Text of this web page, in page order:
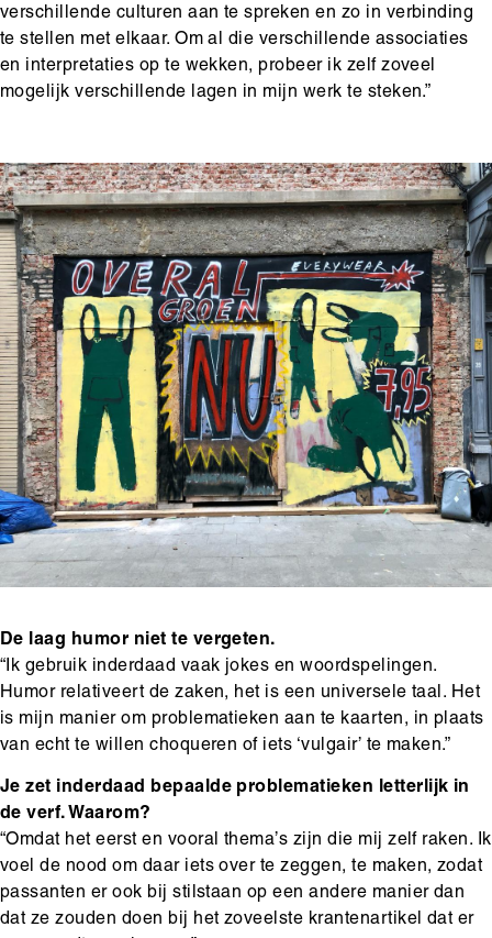
verschillende culturen aan te spreken en zo in verbinding
te stellen met elkaar. Om al die verschillende associaties
en interpretaties op te wekken, probeer ik zelf zoveel
mogelijk verschillende lagen in mijn werk te steken.”
Main
content
Media
content
Afbeelding
De laag humor niet te vergeten.
“Ik gebruik inderdaad vaak jokes en woordspelingen.
Humor relativeert de zaken, het is een universele taal. Het
is mijn manier om problematieken aan te kaarten, in plaats
van echt te willen choqueren of iets ‘vulgair’ te maken.”
Je zet inderdaad bepaalde problematieken letterlijk in
de verf. Waarom?
“Omdat het eerst en vooral thema’s zijn die mij zelf raken. Ik
voel de nood om daar iets over te zeggen, te maken, zodat
passanten er ook bij stilstaan op een andere manier dan
dat ze zouden doen bij het zoveelste krantenartikel dat er